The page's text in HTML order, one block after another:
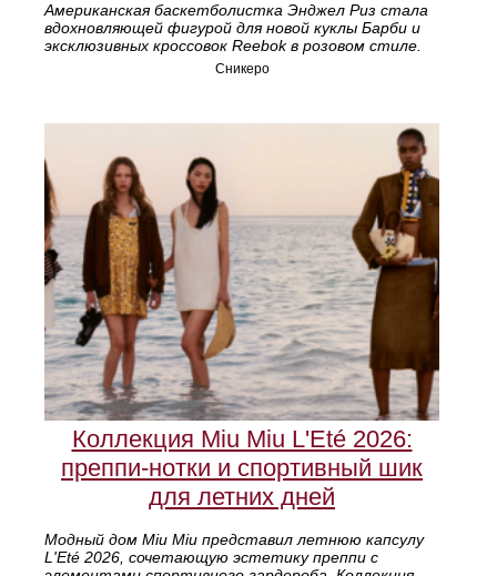
Американская баскетболистка Энджел Риз стала
вдохновляющей фигурой для новой куклы Барби и
эксклюзивных кроссовок Reebok в розовом стиле.
Сникеро
Коллекция Miu Miu L'Eté 2026:
преппи-нотки и спортивный шик
для летних дней
Модный дом Miu Miu представил летнюю капсулу
L'Eté 2026, сочетающую эстетику преппи с